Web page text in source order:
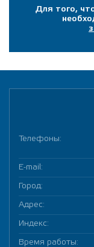
Для того,
Телефоны:
E-mail:
Город:
Адрес:
Индекс:
Время работы: